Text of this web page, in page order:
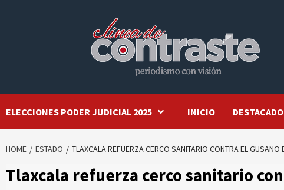
ELECCIONES PODER JUDICIAL 2025 INICIO DESTACADO
HOME ESTADO TLAXCALA REFUERZA CERCO SANITARIO CONTRA EL
Tlaxcala refuerza cerco sanitario